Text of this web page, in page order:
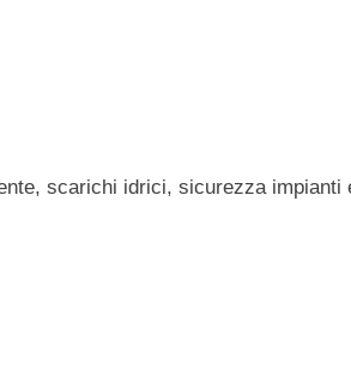
scarichi idrici, sicurezza impianti